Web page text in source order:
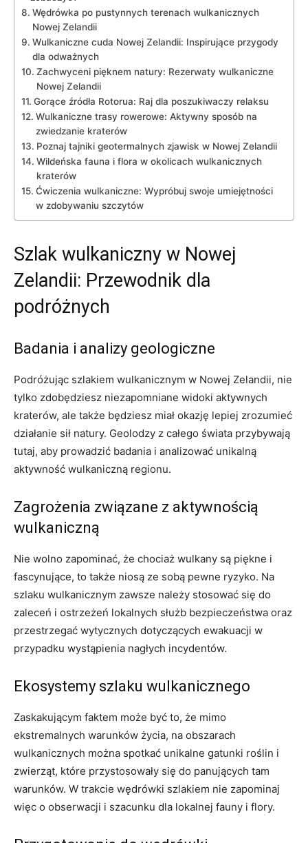
Wędrówka po ‍pustynnych‍ terenach wulkanicznych
Nowej Zelandii
Wulkaniczne ​cuda Nowej Zelandii: Inspirujące przygody
dla odważnych
Zachwyceni pięknem natury: Rezerwaty wulkaniczne
Nowej Zelandii
Gorące źródła Rotorua: ⁤Raj dla ⁤poszukiwaczy relaksu
Wulkaniczne trasy⁢ rowerowe: Aktywny sposób⁣ na​
zwiedzanie kraterów
Poznaj tajniki geotermalnych‍ zjawisk w Nowej Zelandii
Wildeńska fauna⁣ i flora w okolicach wulkanicznych
kraterów
Ćwiczenia wulkaniczne: Wypróbuj swoje‍ umiejętności
w zdobywaniu szczytów
Szlak wulkaniczny w Nowej
Zelandii: Przewodnik dla⁤
podróżnych
Badania i ⁤analizy geologiczne
Podróżując szlakiem wulkanicznym w Nowej Zelandii, nie
tylko zdobędziesz​ niezapomniane widoki aktywnych
kraterów, ale także będziesz‍ miał okazję lepiej zrozumieć
działanie sił natury. Geolodzy z całego⁣ świata⁣ przybywają⁤
tutaj, aby prowadzić badania i analizować unikalną
aktywność​ wulkaniczną regionu.
Zagrożenia związane z ​aktywnością
wulkaniczną
Nie ‍wolno zapominać, że chociaż⁢ wulkany są ​piękne i
fascynujące, to⁣ także niosą ze sobą​ pewne ryzyko. Na
szlaku wulkanicznym ⁤zawsze należy stosować⁢ się do
zaleceń i ostrzeżeń lokalnych służb⁤ bezpieczeństwa oraz⁢
przestrzegać wytycznych dotyczących ewakuacji w
przypadku wystąpienia nagłych incydentów.
Ekosystemy szlaku wulkanicznego
Zaskakującym faktem może​ być to, że mimo
ekstremalnych warunków życia, ‌na obszarach
wulkanicznych ​można spotkać unikalne gatunki roślin i
zwierząt, które przystosowały się do panujących tam
⁢warunków. W trakcie wędrówki ‍szlakiem nie zapominaj
więc o obserwacji i ⁣szacunku dla lokalnej fauny i flory.